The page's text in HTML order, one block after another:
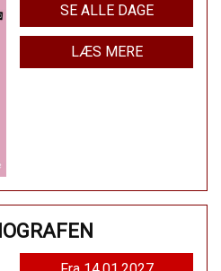
SE ALLE DAGE
LÆS MERE